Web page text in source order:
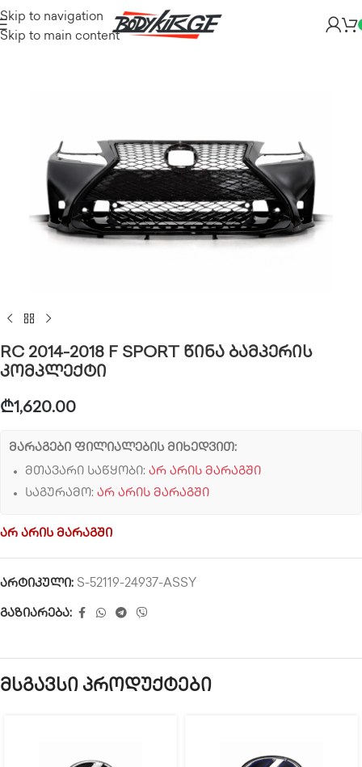
Skip to navigation
Skip to main content
RC 2014-2018 F SPORT წინა ბამპერის
კომპლექტი
₾1,620.00
მარაგები ფილიალების მიხედვით:
მთავარი საწყობი: არ არის მარაგში
საგურამო: არ არის მარაგში
არ არის მარაგში
არტიკული: S-52119-24937-ASSY
გაზიარება:
მსგავსი პროდუქტები